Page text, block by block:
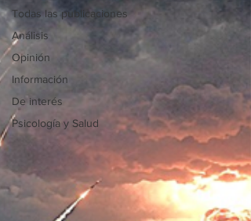
Todas las publicaciones
Análisis
Opinión
Información
De interés
Psicología y Salud